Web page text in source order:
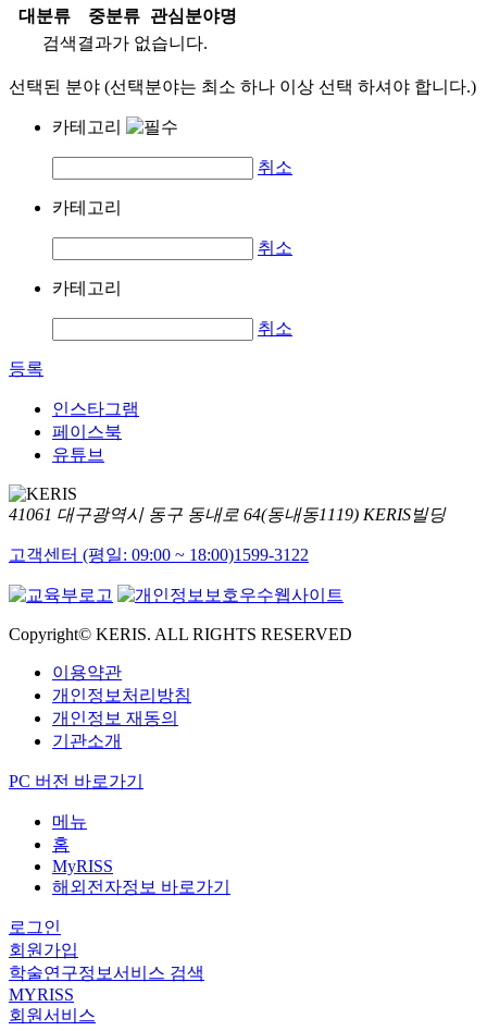
대분류
중분류
관심분야명
검색결과가 없습니다.
선택된 분야 (선택분야는 최소 하나 이상 선택 하셔야 합니다.)
카테고리
취소
카테고리
취소
카테고리
취소
등록
인스타그램
페이스북
유튜브
41061 대구광역시 동구 동내로 64(동내동1119) KERIS빌딩
고객센터 (평일: 09:00 ~ 18:00)1599-3122
Copyright© KERIS. ALL RIGHTS RESERVED
이용약관
개인정보처리방침
개인정보 재동의
기관소개
PC 버전 바로가기
메뉴
홈
MyRISS
해외전자정보 바로가기
로그인
회원가입
학술연구정보서비스 검색
MYRISS
회원서비스